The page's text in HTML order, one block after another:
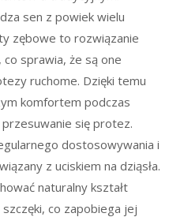
sen z powiek wielu
zębowe to rozwiązanie
sprawia, że są one
ruchome. Dzięki temu
komfortem podczas
się protez.
dostosowywania i
z uciskiem na dziąsła.
naturalny kształt
co zapobiega jej